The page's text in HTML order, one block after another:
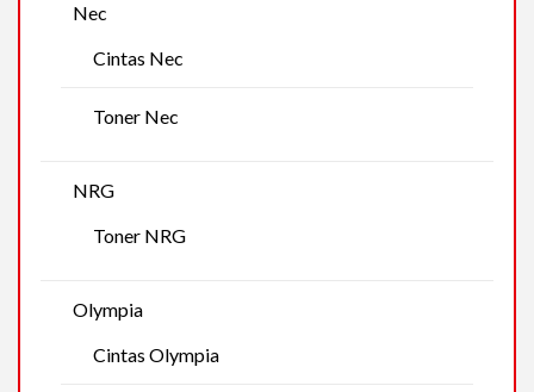
Nec
Cintas Nec
Toner Nec
NRG
Toner NRG
Olympia
Cintas Olympia